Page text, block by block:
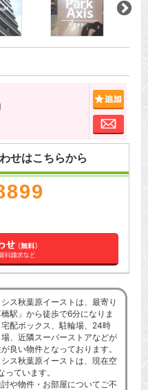
お問
せはこちらから
ス秋葉原イーストは、最寄り
駅」から徒歩で6分になりま
配ボックス、駐輪場、24時
、近隣スーパーストアなどが
良い物件となっております。
ス秋葉原イーストは、現在空
っています。
や物件・お部屋についてご不